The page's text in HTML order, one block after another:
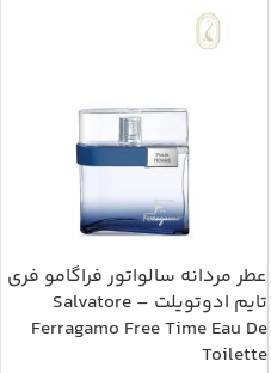
عطر مردانه سالواتور فراگامو فری
تایم ادوتویلت – Salvatore
Ferragamo Free Time Eau De
Toilette